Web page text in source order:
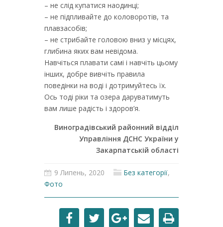
– не слід купатися наодинці;
– не підпливайте до коловоротів, та
плавзасобів;
– не стрибайте головою вниз у місцях,
глибина яких вам невідома.
Навчіться плавати самі і навчіть цьому
інших, добре вивчіть правила
поведінки на воді і дотримуйтесь їх.
Ось тоді ріки та озера даруватимуть
вам лише радість і здоров’я.
Виноградівський районний відділ
Управління ДСНС України у
Закарпатській області
9 Липень, 2020 Без категорії,
Фото